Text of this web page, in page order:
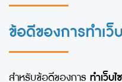
ข้อดีของการทำเว็
สำหรับข้อดีของการ ทำเว็บไ